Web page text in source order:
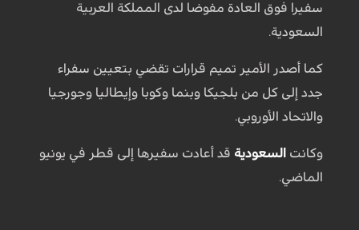
سفيرا فوق العادة مفوضا لدى المملكة العربية
السعودية.
كما أصدر الأمير تميم قرارات تقضي بتعيين سفراء
جدد إلى كل من بلجيكا وبنما وكوبا وإيطاليا وجورجيا
والاتحاد الأوروبي.
وكانت السعودية قد أعادت سفيرها إلى قطر في يونيو
الماضي.